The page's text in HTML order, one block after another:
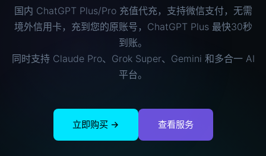
国内 ChatGPT Plus/Pro 充值代充，支持微信支付，无需
境外信用卡，充到您的原账号，ChatGPT Plus 最快30秒
到账。
同时支持 Claude Pro、Grok Super、Gemini 和多合一 AI
平台。
立即购买 → 查看服务